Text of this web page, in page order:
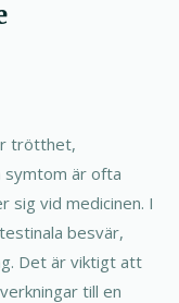
trötthet,
symtom är ofta
sig vid medicinen. I
besvär,
Det är viktigt att
till en